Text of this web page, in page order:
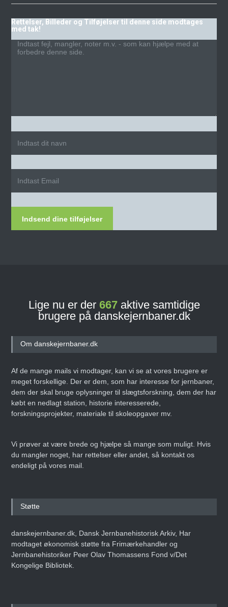
Rettelser, Billeder og Tilføjelser til denne side modtages
med tak!
Indsend dine tilføjelser
Lige nu er der 667aktive samtidige
brugere på danskejernbaner.dk
Om danskejernbaner.dk
Af de mange mails vi modtager, kan vi se at vores brugere er
meget forskellige. Der er dem, som har interesse for jernbaner,
dem der skal bruge oplysninger til slægtsforskning, dem der har
købt en nedlagt station, historie interesserede,
forskningsprojekter, materiale til skoleopgaver mv.
Vi prøver at være brede og hjælpe så mange som muligt. Hvis
du mangler noget, har rettelser eller andet, så kontakt os
endeligt på vores mail.
Støtte
danskejernbaner.dk, Dansk Jernbanehistorisk Arkiv, Har
modtaget økonomisk støtte fra Frimærkehandler og
Jernbanehistoriker Peer Olav Thomassens Fond v/Det
Kongelige Bibliotek.